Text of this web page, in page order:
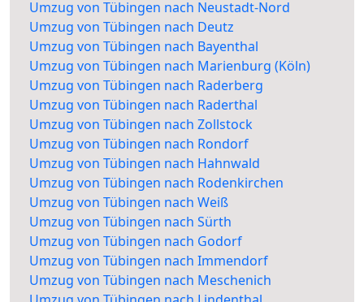
Umzug von Tübingen nach Neustadt-Nord
Umzug von Tübingen nach Deutz
Umzug von Tübingen nach Bayenthal
Umzug von Tübingen nach Marienburg (Köln)
Umzug von Tübingen nach Raderberg
Umzug von Tübingen nach Raderthal
Umzug von Tübingen nach Zollstock
Umzug von Tübingen nach Rondorf
Umzug von Tübingen nach Hahnwald
Umzug von Tübingen nach Rodenkirchen
Umzug von Tübingen nach Weiß
Umzug von Tübingen nach Sürth
Umzug von Tübingen nach Godorf
Umzug von Tübingen nach Immendorf
Umzug von Tübingen nach Meschenich